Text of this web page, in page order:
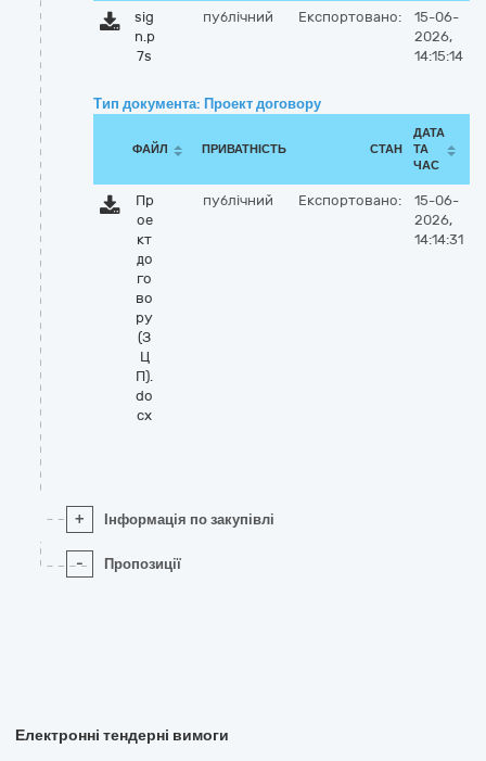
sig
n.p
7s
публічний Експортовано:
15-06-
2026,
14:15:14
Тип документа: Проект договору
ФАЙЛ ПРИВАТНІСТЬ СТАН
ДАТА
ТА
ЧАС
Пр
ое
кт
до
го
во
ру
(З
Ц
П).
do
cx
публічний Експортовано:
15-06-
2026,
14:14:31
+ Інформація по закупівлі
- Пропозиції
Електронні тендерні вимоги